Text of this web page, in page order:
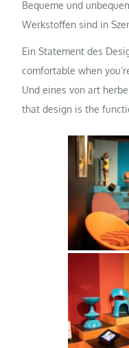
Bequeme und
Werkstoffen sind in
Ein Statement des
comfortable when
Und eines von art
that design is the